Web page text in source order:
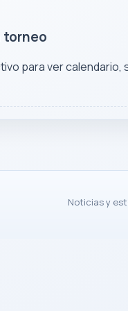
torneo
para ver
Noticias y